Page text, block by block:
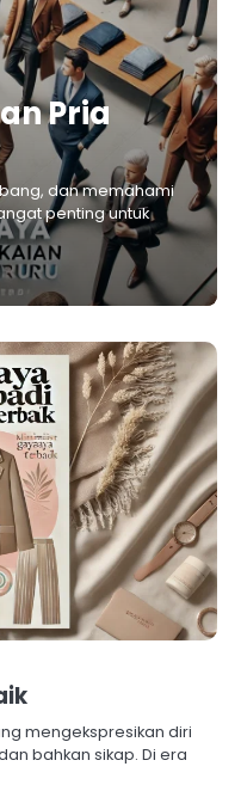
Pria
dan memahami
penting untuk
mengekspresikan diri
bahkan sikap. Di era